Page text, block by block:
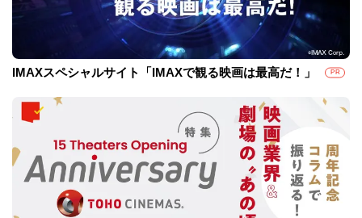
IMAXスペシャルサイト「IMAXで観る映画は最高だ！」 PR